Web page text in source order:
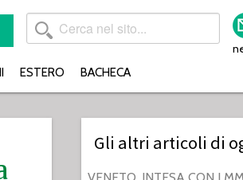
ESTERO BACHECA
Gli altri articoli di